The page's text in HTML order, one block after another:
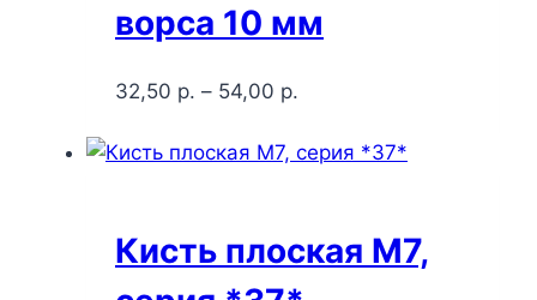
ворса 10 мм
32,50 р. – 54,00 р.
Кисть плоская М7,